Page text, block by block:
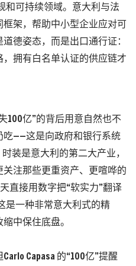
和可持续领域。意大利与法
架，帮助中小型企业应对可
德姿态，而是出口通行证：
拥有白名单认证的供应链才
100亿”的背后用意自然也不
吃——这是向政府和银行系统
装是意大利的第二大产业，
注那些更重资产、更喧哗的
直接用数字把“软实力”翻译
是一种非常意大利式的精
中保住底盘。
Capasa 的“100亿”提醒